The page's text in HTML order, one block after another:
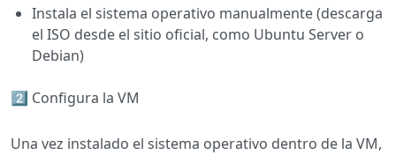
Instala el sistema operativo manualmente (descarga
el ISO desde el sitio oficial, como Ubuntu Server o
Debian)
​2️⃣​ Configura la VM
Una vez instalado el sistema operativo dentro de la VM,